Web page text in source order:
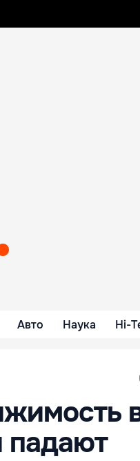
Авто Наука Hi-
падают